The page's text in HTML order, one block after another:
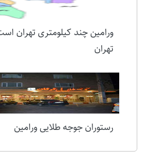
ورامین چند کیلومتری تهران
تهران
رستوران جوجه طلایی ورامین